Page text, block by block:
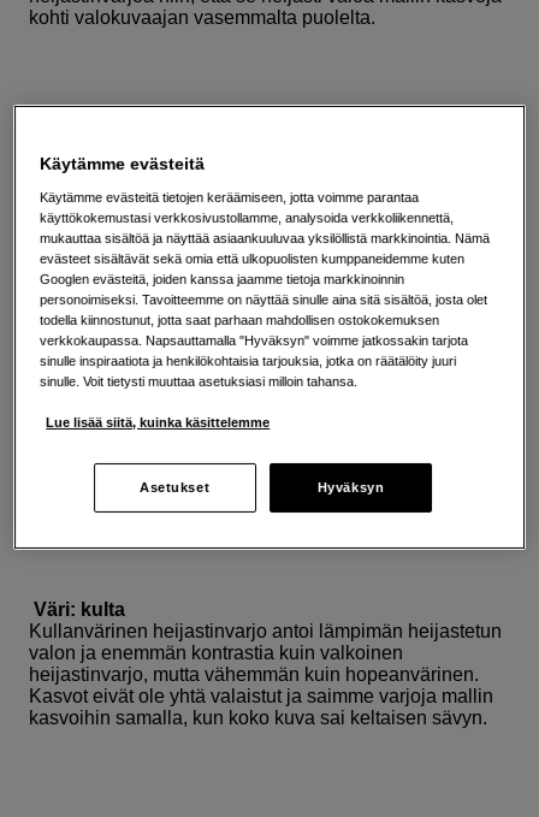
kohti valokuvaajan vasemmalta puolelta.
ja pehmeän heijastetun valon. Kuvaan tuli vähemmän
kontrastia ja siitä tuli vaaleampi, lisäksi kasvojen varjot
valaistuivat.
Väri: hopea
Hopean värisellä heijastinvarjolla saimme
huomattavasti voimakkaamman heijastetun valon.
Kuvaan tuli enemmän kontrastia ja valosta tuli kylmä.
salamasta syntyvää valoa. Hopean väristä
helposti siristää silmiänsä.
Väri: kulta
Kullanvärinen heijastinvarjo antoi lämpimän heijastetun
valon ja enemmän kontrastia kuin valkoinen
heijastinvarjo, mutta vähemmän kuin hopeanvärinen.
Kasvot eivät ole yhtä valaistut ja saimme varjoja mallin
kasvoihin samalla, kun koko kuva sai keltaisen sävyn.
Käytämme evästeitä
Käytämme evästeitä tietojen keräämiseen, jotta voimme parantaa
käyttökokemustasi verkkosivustollamme, analysoida verkkoliikennettä,
mukauttaa sisältöä ja näyttää asiaankuuluvaa yksilöllistä markkinointia. Nämä
evästeet sisältävät sekä omia että ulkopuolisten kumppaneidemme kuten
Googlen evästeitä, joiden kanssa jaamme tietoja markkinoinnin
personoimiseksi. Tavoitteemme on näyttää sinulle aina sitä sisältöä, josta olet
todella kiinnostunut, jotta saat parhaan mahdollisen ostokokemuksen
verkkokaupassa. Napsauttamalla "Hyväksyn" voimme jatkossakin tarjota
sinulle inspiraatiota ja henkilökohtaisia tarjouksia, jotka on räätälöity juuri
sinulle. Voit tietysti muuttaa asetuksiasi milloin tahansa.
Lue lisää siitä, kuinka käsittelemme
Asetukset Hyväksyn